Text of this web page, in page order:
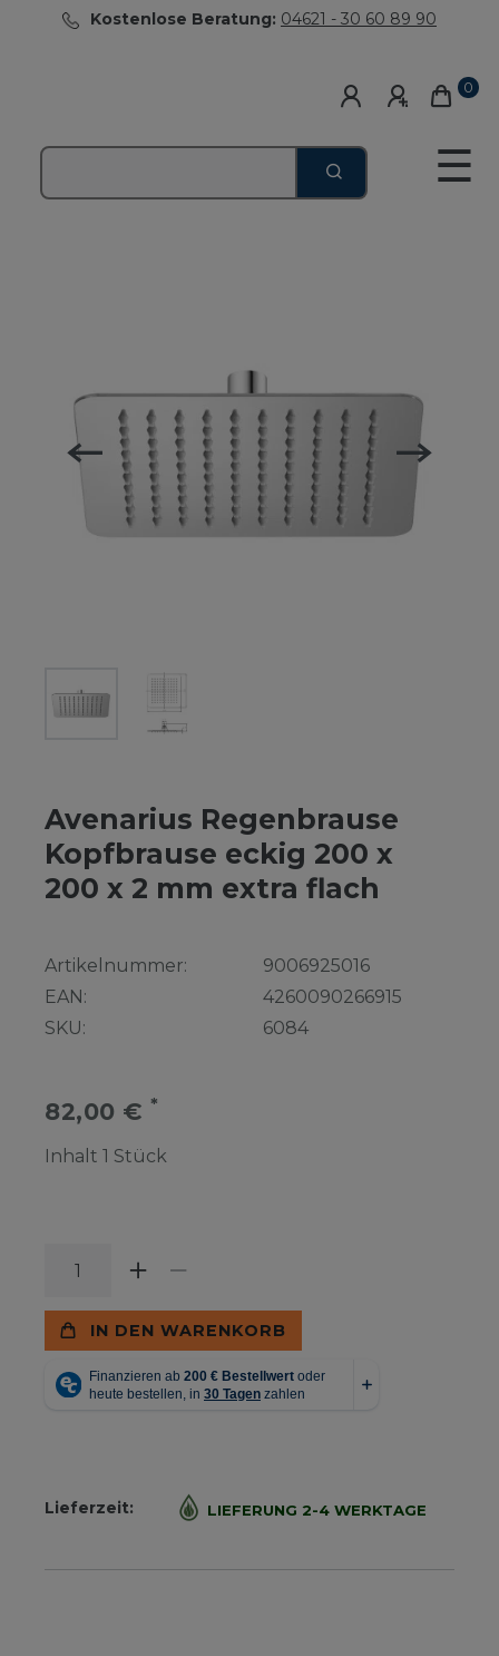
Kostenlose Beratung: 04621 - 30 60 89 90
0
☰
Avenarius Regenbrause
Kopfbrause eckig 200 x
200 x 2 mm extra flach
Artikelnummer:
EAN:
SKU:
9006925016
4260090266915
6084
82,00 € *
Inhalt 1 Stück
IN DEN WARENKORB
Lieferzeit: LIEFERUNG 2-4 WERKTAGE